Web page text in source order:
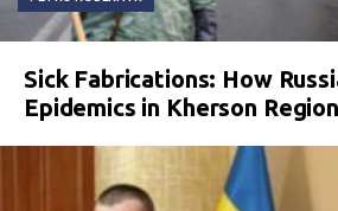
Sick Fabrications: How
Epidemics in Kherson Region